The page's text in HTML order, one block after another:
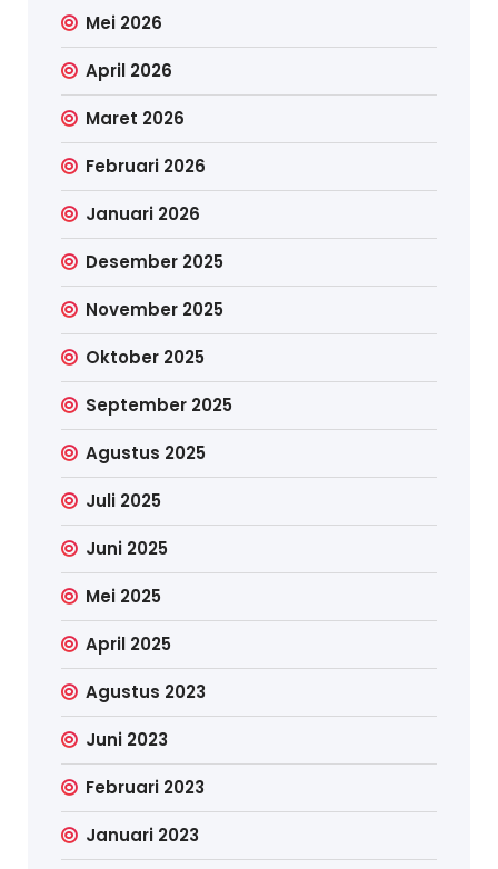
Mei 2026
April 2026
Maret 2026
Februari 2026
Januari 2026
Desember 2025
November 2025
Oktober 2025
September 2025
Agustus 2025
Juli 2025
Juni 2025
Mei 2025
April 2025
Agustus 2023
Juni 2023
Februari 2023
Januari 2023